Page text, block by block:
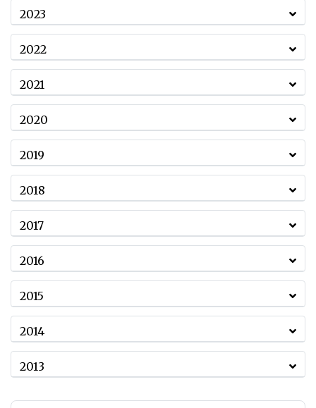
2023
2022
2021
2020
2019
2018
2017
2016
2015
2014
2013